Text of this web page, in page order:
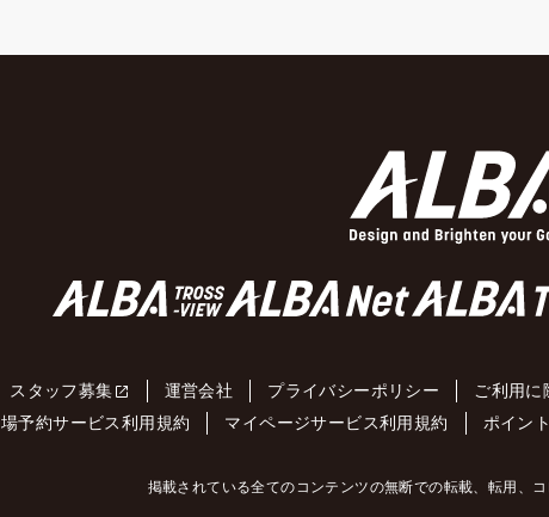
スタッフ募集 運営会社 プライバシーポリシー ご利用に
予約サービス利用規約
マイページサービス利用規約 ポイン
掲載されている全てのコンテンツの無断での転載、転用、